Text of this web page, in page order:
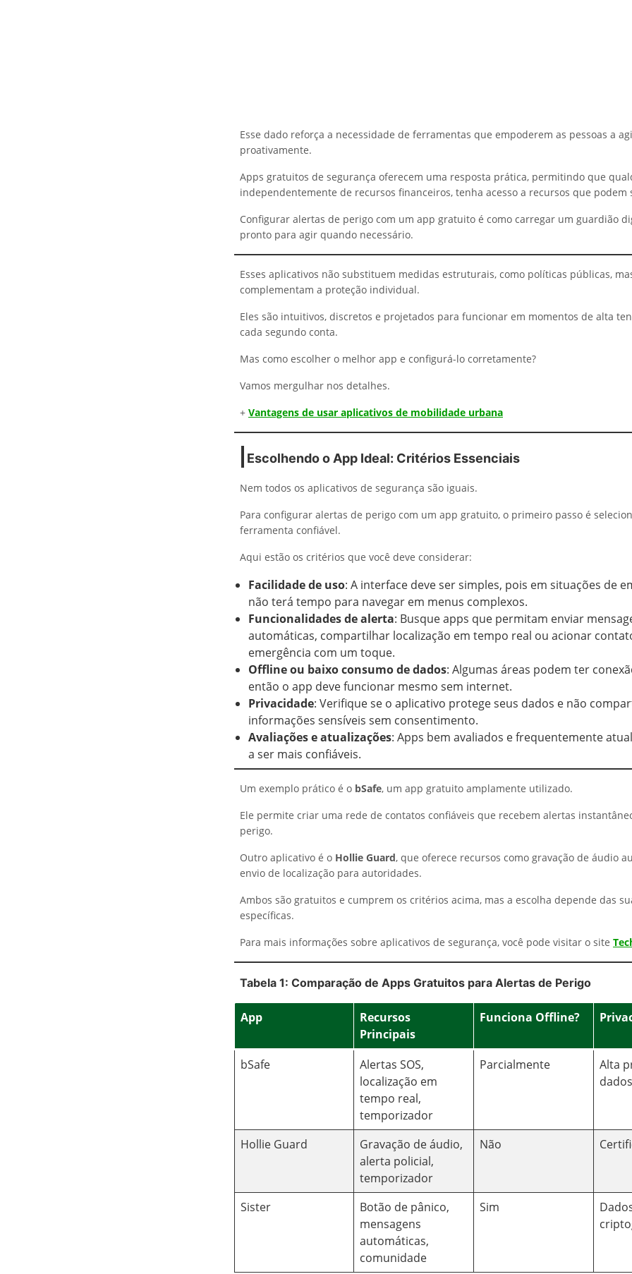
Esse dado reforça a necessidade de ferramentas que empoderem as pessoas a
proativamente.
Apps gratuitos de segurança oferecem uma resposta prática, permitindo que
independentemente de recursos financeiros, tenha acesso a recursos que podem
Configurar alertas de perigo com um app gratuito é como carregar um guardião
pronto para agir quando necessário.
Esses aplicativos não substituem medidas estruturais, como políticas públicas,
complementam a proteção individual.
Eles são intuitivos, discretos e projetados para funcionar em momentos de alta
cada segundo conta.
Mas como escolher o melhor app e configurá-lo corretamente?
Vamos mergulhar nos detalhes.
+ Vantagens de usar aplicativos de mobilidade urbana
Escolhendo o App Ideal: Critérios Essenciais
Nem todos os aplicativos de segurança são iguais.
Para configurar alertas de perigo com um app gratuito, o primeiro passo é
ferramenta confiável.
Aqui estão os critérios que você deve considerar:
Facilidade de uso: A interface deve ser simples, pois em situações de
não terá tempo para navegar em menus complexos.
Funcionalidades de alerta: Busque apps que permitam enviar
automáticas, compartilhar localização em tempo real ou acionar
emergência com um toque.
Offline ou baixo consumo de dados: Algumas áreas podem ter
então o app deve funcionar mesmo sem internet.
Privacidade: Verifique se o aplicativo protege seus dados e não
informações sensíveis sem consentimento.
Avaliações e atualizações: Apps bem avaliados e frequentemente
a ser mais confiáveis.
Um exemplo prático é o bSafe, um app gratuito amplamente utilizado.
Ele permite criar uma rede de contatos confiáveis que recebem alertas
perigo.
Outro aplicativo é o Hollie Guard, que oferece recursos como gravação de áudio
envio de localização para autoridades.
Ambos são gratuitos e cumprem os critérios acima, mas a escolha depende das
específicas.
Para mais informações sobre aplicativos de segurança, você pode visitar o site
Tabela 1: Comparação de Apps Gratuitos para Alertas de Perigo
App
Recursos
Principais
Funciona Offline?
bSafe
Alertas SOS,
localização em
tempo real,
temporizador
Parcialmente
Alta
dados
Hollie Guard
Gravação de áudio,
alerta policial,
temporizador
Não
Sister
Botão de pânico,
mensagens
automáticas,
comunidade
Sim